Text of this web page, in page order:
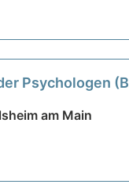
Psychologen
am Main